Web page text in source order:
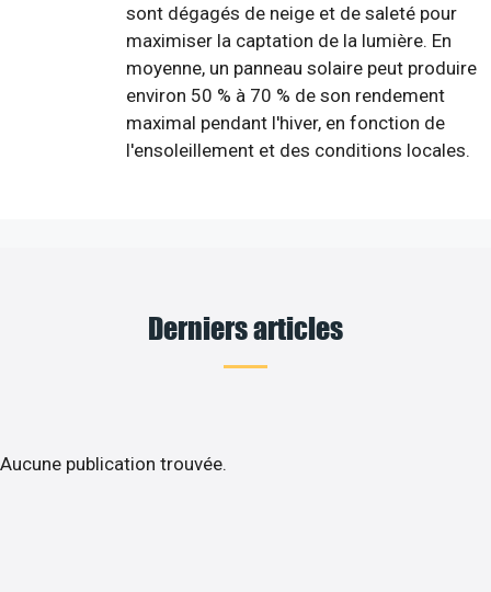
sont dégagés de neige et de saleté pour
maximiser la captation de la lumière. En
moyenne, un panneau solaire peut produire
environ 50 % à 70 % de son rendement
maximal pendant l'hiver, en fonction de
l'ensoleillement et des conditions locales.
Derniers articles
Aucune publication trouvée.